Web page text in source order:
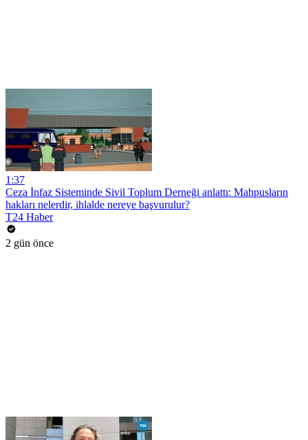
1:37
Ceza İnfaz Sisteminde Sivil Toplum Derneği anlattı: Mahpusların
hakları nelerdir, ihlalde nereye başvurulur?
T24 Haber
2 gün önce